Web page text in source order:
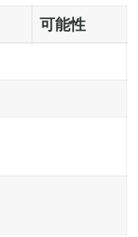
可能性